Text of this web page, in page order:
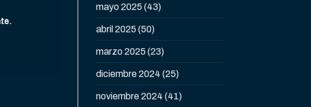
mayo 2025 (43)
abril 2025 (50)
marzo 2025 (23)
diciembre 2024 (25)
noviembre 2024 (41)